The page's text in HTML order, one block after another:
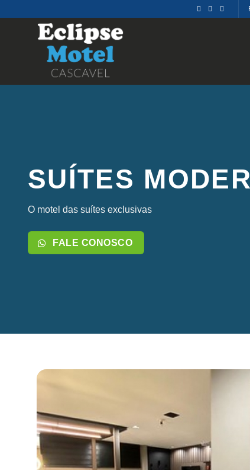
SUÍTES
O motel das suítes exclusivas
FALE CONOSCO